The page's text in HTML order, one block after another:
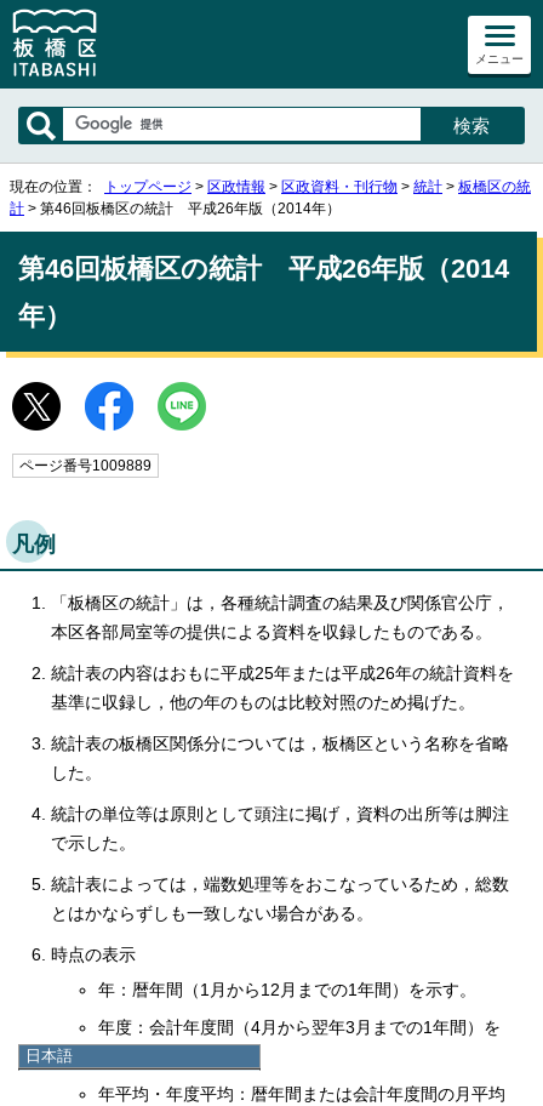
メニュー
日本語
現在の位置： トップページ > 区政情報 > 区政資料・刊行物 > 統計 > 板橋区の統
計 > 第46回板橋区の統計 平成26年版（2014年）
第46回板橋区の統計 平成26年版（2014
年）
ページ番号1009889
凡例
「板橋区の統計」は，各種統計調査の結果及び関係官公庁，
本区各部局室等の提供による資料を収録したものである。
統計表の内容はおもに平成25年または平成26年の統計資料を
基準に収録し，他の年のものは比較対照のため掲げた。
統計表の板橋区関係分については，板橋区という名称を省略
した。
統計の単位等は原則として頭注に掲げ，資料の出所等は脚注
で示した。
統計表によっては，端数処理等をおこなっているため，総数
とはかならずしも一致しない場合がある。
時点の表示
年：暦年間（1月から12月までの1年間）を示す。
年度：会計年度間（4月から翌年3月までの1年間）を
年平均・年度平均：暦年間または会計年度間の月平均